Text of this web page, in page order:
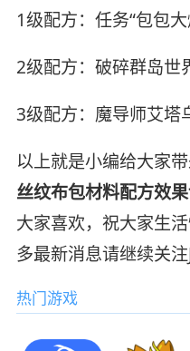
1级配方：任务“包包
2级配方：破碎群岛世
3级配方：魔导师艾塔
以上就是小编给大家
丝纹布包材料配方效
大家喜欢，祝大家生
多最新消息请继续关注
热门游戏